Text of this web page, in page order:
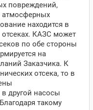
повреждений,
атмосферных
находится в
КАЗС может
по обе стороны
на
Заказчика. К
отсека, то в
другой насосы
такому